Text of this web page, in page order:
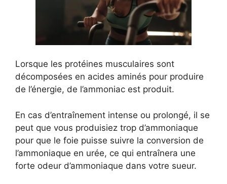
Lorsque les protéines musculaires sont
décomposées en acides aminés pour produire
de l’énergie, de l’ammoniac est produit.
En cas d’entraînement intense ou prolongé, il se
peut que vous produisiez trop d’ammoniaque
pour que le foie puisse suivre la conversion de
l’ammoniaque en urée, ce qui entraînera une
forte odeur d’ammoniaque dans votre sueur.